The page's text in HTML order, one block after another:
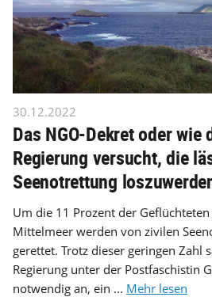
30.12.2022
Das NGO-Dekret oder
Regierung versucht, die
Seenotrettung
Um die 11 Prozent der
Mittelmeer werden von zivilen
gerettet. Trotz dieser geringen Zahl
Regierung unter der Postfaschistin
notwendig an, ein ... Mehr lesen